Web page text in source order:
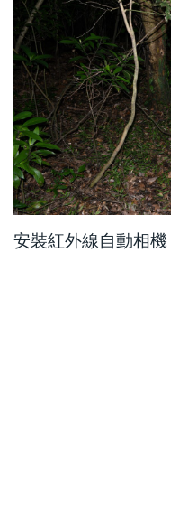
安裝紅外線自動相機